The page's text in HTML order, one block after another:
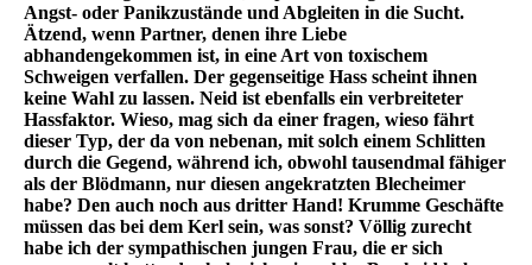
Angst- oder Panikzustände und Abgleiten in die Sucht.
Ätzend, wenn Partner, denen ihre Liebe
abhandengekommen ist, in eine Art von toxischem
Schweigen verfallen. Der gegenseitige Hass scheint ihnen
keine Wahl zu lassen. Neid ist ebenfalls ein verbreiteter
Hassfaktor. Wieso, mag sich da einer fragen, wieso fährt
dieser Typ, der da von nebenan, mit solch einem Schlitten
durch die Gegend, während ich, obwohl tausendmal fähiger
als der Blödmann, nur diesen angekratzten Blecheimer
habe? Den auch noch aus dritter Hand! Krumme Geschäfte
müssen das bei dem Kerl sein, was sonst? Völlig zurecht
habe ich der sympathischen jungen Frau, die er sich